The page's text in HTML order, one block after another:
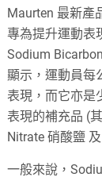
Maurten 最新產
專為提升運動表
Sodium
顯示，運動員每
表現，而它亦是
表現的補充品 (
Nitrate 硝酸鹽
一般來說，